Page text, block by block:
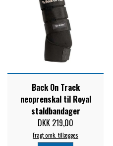
Back On Track
neoprenskal til Royal
staldbandager
DKK 219,00
Fragt omk. tillægges